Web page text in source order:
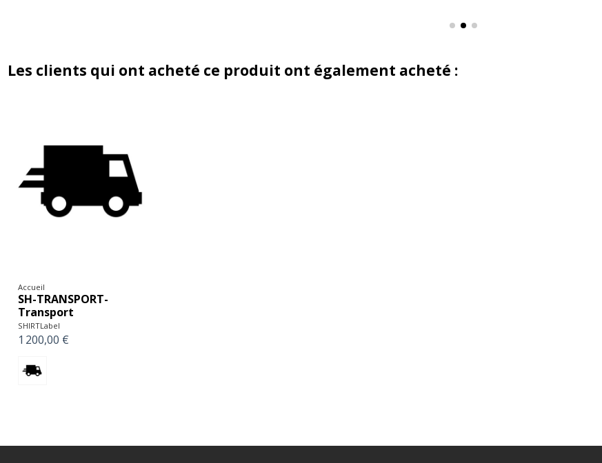
Les clients qui ont acheté ce produit ont également acheté :
Accueil
SH-TRANSPORT-
Transport
SHIRTLabel
1 200,00 €